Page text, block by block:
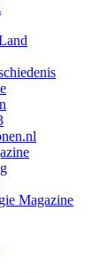
Magazine